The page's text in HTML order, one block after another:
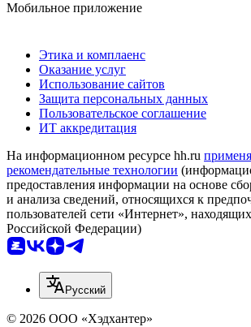
Мобильное приложение
Этика и комплаенс
Оказание услуг
Использование сайтов
Защита персональных данных
Пользовательское соглашение
ИТ аккредитация
На информационном ресурсе hh.ru
рекомендательные технологии
предоставления информации на основе
и анализа сведений, относящихся к
пользователей сети «Интернет»,
Российской Федерации)
Русский
© 2026 ООО «Хэдхантер»